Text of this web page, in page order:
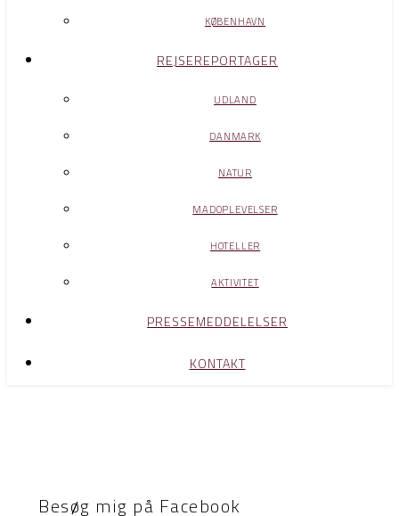
KØBENHAVN
REJSEREPORTAGER
UDLAND
DANMARK
NATUR
MADOPLEVELSER
HOTELLER
AKTIVITET
PRESSEMEDDELELSER
KONTAKT
Besøg mig på Facebook